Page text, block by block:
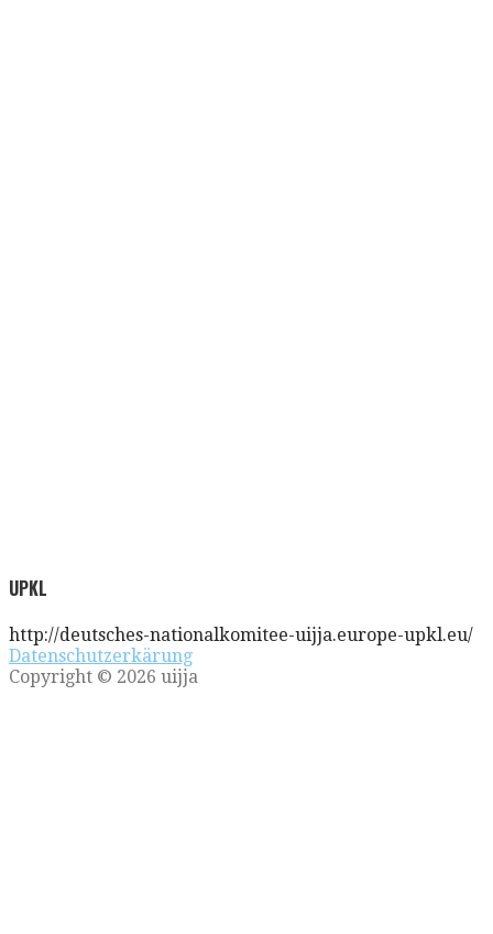
UPKL
http://deutsches-nationalkomitee-uijja.europe-upkl.eu/
Datenschutzerkärung
Copyright © 2026 uijja